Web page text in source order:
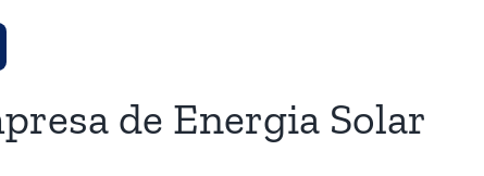
de Energia Solar